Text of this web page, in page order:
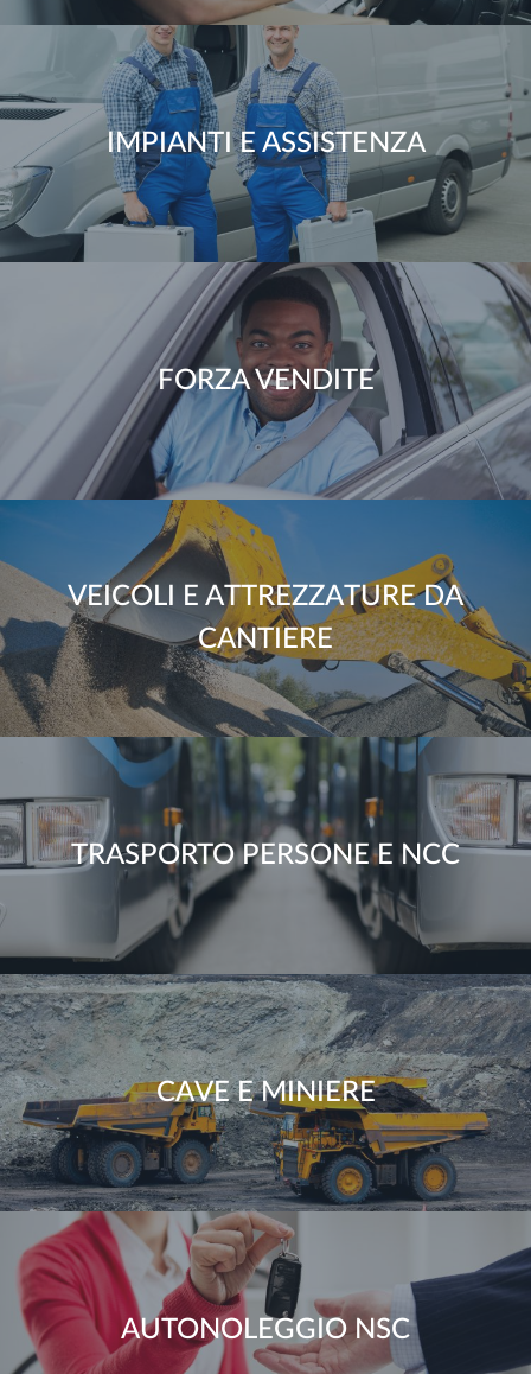
IMPIANTI E ASSISTENZA
FORZA VENDITE
VEICOLI E ATTREZZATURE DA
CANTIERE
TRASPORTO PERSONE E NCC
CAVE E MINIERE
AUTONOLEGGIO NSC